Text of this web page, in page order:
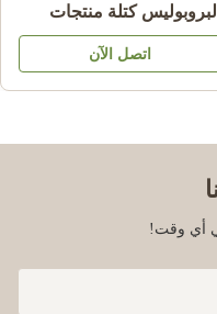
البروبوليس كتلة منتجات
للرعاية الصحية من
النحل نجماتصل الآن
أي وقت!